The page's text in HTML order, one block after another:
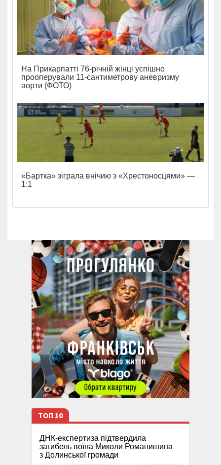
На Прикарпатті 76-річній жінці успішно
прооперували 11-сантиметрову аневризму
аорти (ФОТО)
«Бартка» зіграла внічию з «Хрестоносцями» —
1:1
ТОП 10
ДНК-експертиза підтвердила
загибель воїна Миколи Романишина
з Долинської громади